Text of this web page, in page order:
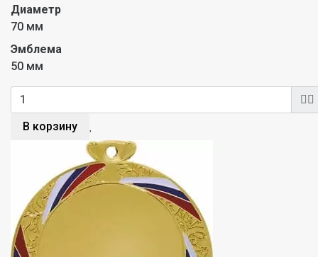
Диаметр
70 мм
Эмблема
50 мм
В корзину